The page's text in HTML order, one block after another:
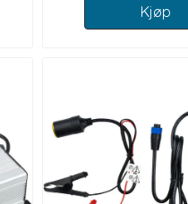
Kjøp